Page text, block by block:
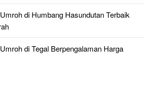
di Humbang Hasundutan Terbaik
di Tegal Berpengalaman Harga